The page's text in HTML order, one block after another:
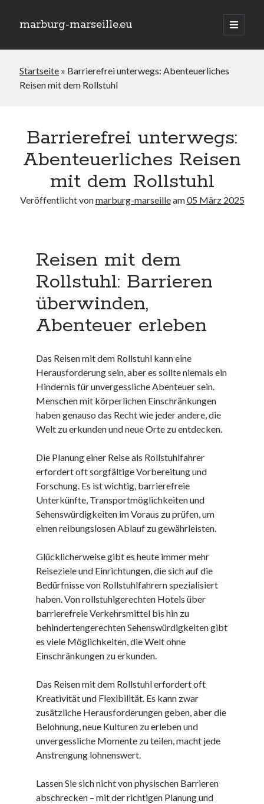
marburg-marseille.eu
öffnen
Seitenleiste
Suchen
Traumurlaub am Meer: Rollstuhlgerechte Ferienwohnung für
barrierefreie Erholung
Das AfD Wahlprogramm zur Inklusion: Chancen und
Herausforderungen
Die Schlüsselrolle von Fachkräften in der Integration und Inklusion
Studierenden
Neueste Kommentare
Keine Kommentare vorhanden.
Archiv
Juli 2026
Juni 2026
Mai 2026
April 2026
März 2026
Februar 2026
Dezember 2025
November 2025
Oktober 2025
September 2025
August 2025
Juli 2025
Mai 2025
April 2025
März 2025
Februar 2025
Januar 2025
Dezember 2024
November 2024
Oktober 2024
August 2024
Juli 2024
Juni 2024
Mai 2024
April 2024
März 2024
Januar 2024
Dezember 2023
Startseite » Barrierefrei unterwegs: Abenteuerliches
Reisen mit dem Rollstuhl
Barrierefrei unterwegs:
Abenteuerliches Reisen
mit dem Rollstuhl
Veröffentlicht vonmarburg-marseilleam05 März 2025
Reisen mit dem
Rollstuhl: Barrieren
überwinden,
Abenteuer erleben
Das Reisen mit dem Rollstuhl kann eine
Herausforderung sein, aber es sollte niemals ein
Hindernis für unvergessliche Abenteuer sein.
Menschen mit körperlichen Einschränkungen
haben genauso das Recht wie jeder andere, die
Welt zu erkunden und neue Orte zu entdecken.
Die Planung einer Reise als Rollstuhlfahrer
erfordert oft sorgfältige Vorbereitung und
Forschung. Es ist wichtig, barrierefreie
Unterkünfte, Transportmöglichkeiten und
Sehenswürdigkeiten im Voraus zu prüfen, um
einen reibungslosen Ablauf zu gewährleisten.
Glücklicherweise gibt es heute immer mehr
Reiseziele und Einrichtungen, die sich auf die
Bedürfnisse von Rollstuhlfahrern spezialisiert
haben. Von rollstuhlgerechten Hotels über
barrierefreie Verkehrsmittel bis hin zu
behindertengerechten Sehenswürdigkeiten gibt
es viele Möglichkeiten, die Welt ohne
Einschränkungen zu erkunden.
Das Reisen mit dem Rollstuhl erfordert oft
Kreativität und Flexibilität. Es kann zwar
zusätzliche Herausforderungen geben, aber die
Belohnung, neue Kulturen zu erleben und
unvergessliche Momente zu teilen, macht jede
Anstrengung lohnenswert.
Lassen Sie sich nicht von physischen Barrieren
abschrecken – mit der richtigen Planung und